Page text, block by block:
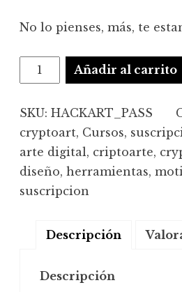
No lo pienses, más, te
Suscripción
Hack
cantidad
Añadir al carrito
SKU: HACKART_PASS
cryptoart, Cursos,
arte digital, criptoarte,
diseño, herramientas,
suscripcion
Descripción
Descripción